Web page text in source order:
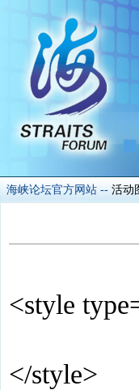
海峡论坛官方网站 -- 活动
<style
</style>